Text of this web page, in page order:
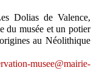
Dolias de Valence,
du musée et un potier
au Néolithique
musee@mairie-